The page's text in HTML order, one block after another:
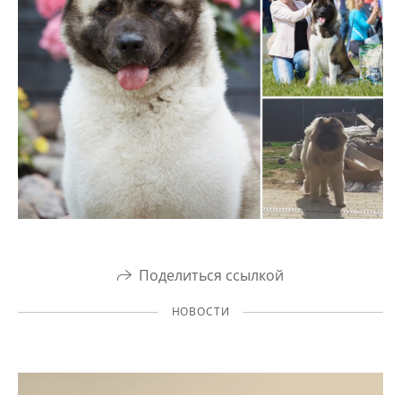
Поделиться ссылкой
НОВОСТИ